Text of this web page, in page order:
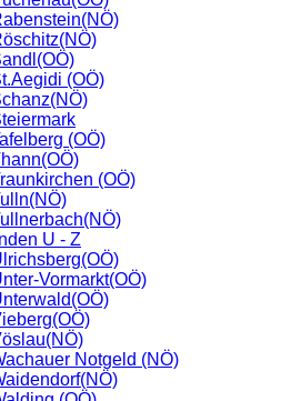
(OÖ)
(OÖ)
(OÖ)
U - Z
Vormarkt(OÖ)
Notgeld (NÖ)